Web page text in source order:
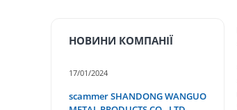
НОВИНИ КОМПАНІЇ
17/01/2024
scammer SHANDONG WANGUO